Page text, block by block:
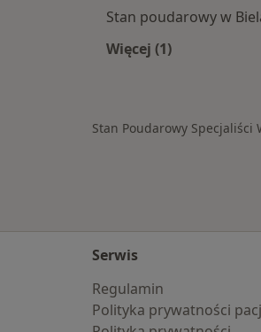
Stan poudarowy w
Więcej (1)
Stan Poudarowy Specjaliści
Serwis
Regulamin
Polityka prywatności